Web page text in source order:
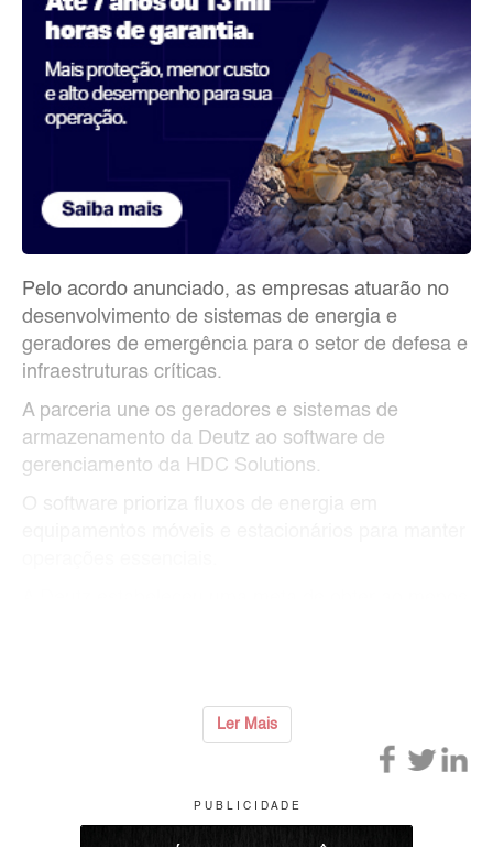
Pelo acordo anunciado, as empresas atuarão no
desenvolvimento de sistemas de energia e
geradores de emergência para o setor de defesa e
infraestruturas críticas.
A parceria une os geradores e sistemas de
armazenamento da Deutz ao software de
gerenciamento da HDC Solutions.
Ler Mais
P U B L I C I D A D E